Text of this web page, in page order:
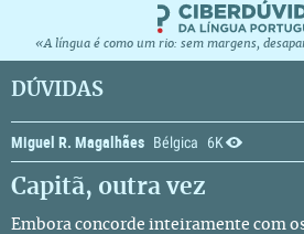
«A língua é como um rio: sem margens,
DÚVIDAS
Miguel R. Magalhães Bélgica 6K
Capitã, outra vez
Embora concorde inteiramente com